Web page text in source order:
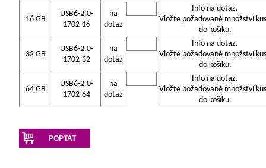
16 GB
USB6-2.0-
1702-16
na
dotaz
Info na dotaz.
Vložte požadované množství
do košíku.
32 GB
USB6-2.0-
1702-32
na
dotaz
Info na dotaz.
Vložte požadované množství
do košíku.
64 GB
USB6-2.0-
1702-64
na
dotaz
Info na dotaz.
Vložte požadované množství
do košíku.
POPTAT